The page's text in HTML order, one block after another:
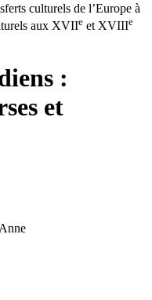
culturels de l’Europe à
aux XVIIe et XVIIIe
:
et